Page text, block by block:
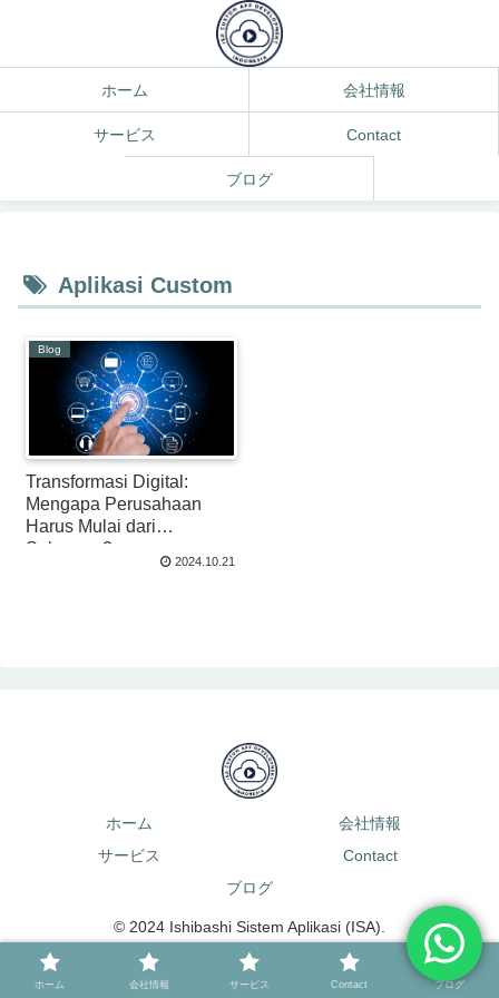
ホーム 会社情報
サービス Contact
ブログ
Aplikasi Custom
Blog
Transformasi Digital:
Mengapa Perusahaan
Harus Mulai dari
Sekarang?
2024.10.21
ホーム
会社情報
サービス
Contact
ブログ
© 2024 Ishibashi Sistem Aplikasi (ISA).
ホーム 会社情報 サービス Contact ブログ